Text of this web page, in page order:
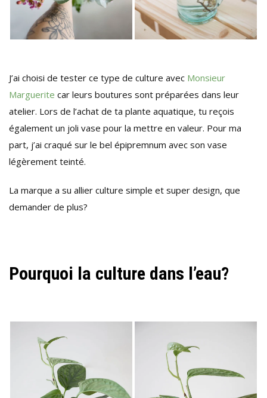
J’ai choisi de tester ce type de culture avec Monsieur
Marguerite car leurs boutures sont préparées dans leur
atelier. Lors de l’achat de ta plante aquatique, tu reçois
également un joli vase pour la mettre en valeur. Pour ma
part, j’ai craqué sur le bel épipremnum avec son vase
légèrement teinté.
La marque a su allier culture simple et super design, que
demander de plus?
Pourquoi la culture dans l’eau?